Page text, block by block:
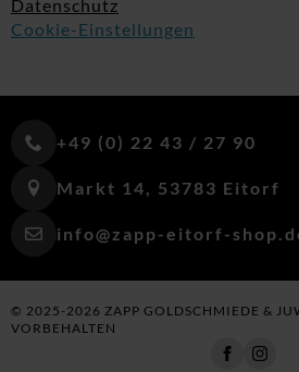
Datenschutz
Cookie-Einstellungen
+49 (0) 22 43 / 27 90
Markt 14, 53783 Eitorf
info@zapp-eitorf-
© 2025-2026 ZAPP GOLDSCHMIEDE &
VORBEHALTEN